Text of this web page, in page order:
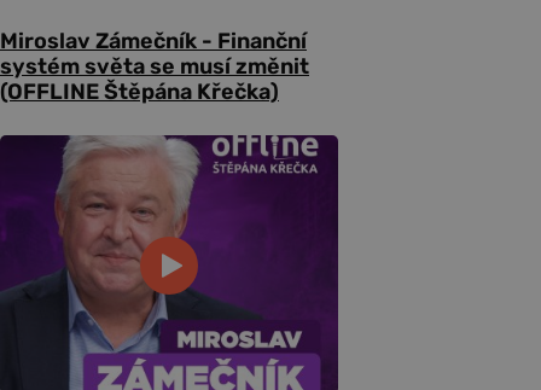
Miroslav Zámečník - Finanční
systém světa se musí změnit
(OFFLINE Štěpána Křečka)